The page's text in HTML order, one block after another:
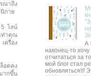
ณาถึง
กาย
ไลน์
ท่าคุณ
ครื่อง
อตคง
ากขึ้น
А
наконец-то хочу
отчитаться за
мой блог стал
обновляться!!!